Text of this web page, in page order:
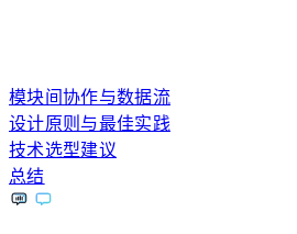
模块间协作与数据流
设计原则与最佳实践
技术选型建议
总结